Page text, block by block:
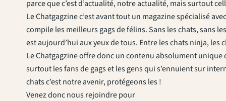
parce que c’est d’actualité, notre actualité, mais surtout
Le Chatgagzine c’est avant tout un magazine spécialisé
compile les meilleurs gags de félins. Sans les chats, sans
est aujourd’hui aux yeux de tous. Entre les chats ninja,
Le Chatgagzine offre donc un contenu absolument unique
surtout les fans de gags et les gens qui s’ennuient sur
chats c’est notre avenir, protégeons les !
Venez donc nous rejoindre pour